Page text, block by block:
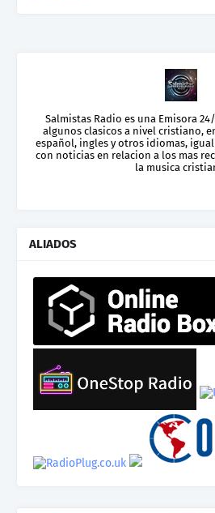
Salmistas Radio es una Emisora
algunos clasicos a nivel cristiano,
español, ingles y otros idiomas,
con noticias en relacion a los mas
la musica
ALIADOS